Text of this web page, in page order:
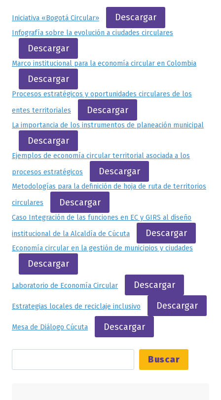
Iniciativa «Bogotá Circular» Descargar
Infografía sobre la evolución a ciudades circulares
Descargar
Marco institucional para la economía circular en Colombia
Descargar
Procesos estratégicos y oportunidades circulares de los
entes territoriales
Descargar
La importancia de los instrumentos de planeación municipal
Descargar
Ejemplos de economía circular territorial asociada a los
procesos estratégicos
Descargar
Metodologías para la definición de hoja de ruta de territorios
circulares
Descargar
Caso Integración de las funciones en EC y GIRS al diseño
institucional de la Alcaldía de Cúcuta
Descargar
Economía circular en la gestión de municipios y ciudades
Descargar
Laboratorio de Economía Circular Descargar
Estrategias locales de reciclaje inclusivo Descargar
Mesa de Diálogo Cúcuta Descargar
Buscar